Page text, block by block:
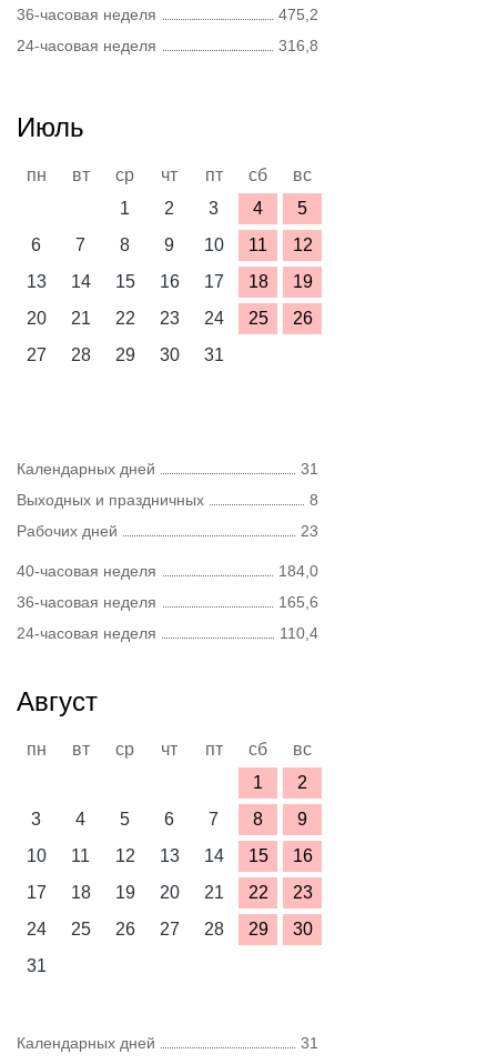
36-часовая неделя
475,2
24-часовая неделя
316,8
Июль
пн вт ср чт пт сб
вс
1
2 3 4
5
6
7 8 9 10 11
12
13
14 15 16 17 18
19
20
21 22 23 24 25
26
27
28 29 30 31
Календарных дней
31
Выходных и праздничных
8
Рабочих дней
23
40-часовая неделя
184,0
36-часовая неделя
165,6
24-часовая неделя
110,4
Август
пн вт ср чт пт сб
вс
1
2
3
4 5 6 7 8
9
10
11 12 13 14 15
16
17
18 19 20 21 22
23
24
25 26 27 28 29
30
31
Календарных дней
31